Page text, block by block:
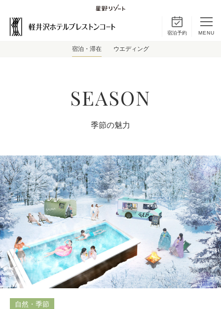
宿泊予約 MENU
宿泊・滞在 ウエディング
SEASON
季節の魅力
自然・季節